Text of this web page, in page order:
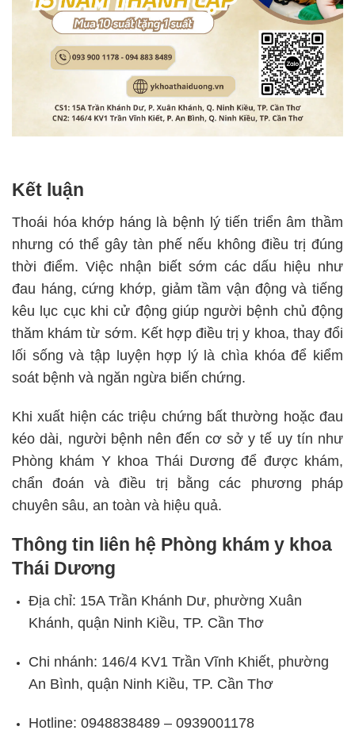
Kết luận
Thoái hóa khớp háng là bệnh lý tiến triển âm thầm
nhưng có thể gây tàn phế nếu không điều trị đúng
thời điểm. Việc nhận biết sớm các dấu hiệu như
đau háng, cứng khớp, giảm tầm vận động và tiếng
kêu lục cục khi cử động giúp người bệnh chủ động
thăm khám từ sớm. Kết hợp điều trị y khoa, thay đổi
lối sống và tập luyện hợp lý là chìa khóa để kiểm
soát bệnh và ngăn ngừa biến chứng.
Khi xuất hiện các triệu chứng bất thường hoặc đau
kéo dài, người bệnh nên đến cơ sở y tế uy tín như
Phòng khám Y khoa Thái Dương để được khám,
chẩn đoán và điều trị bằng các phương pháp
chuyên sâu, an toàn và hiệu quả.
Thông tin liên hệ Phòng khám y khoa
Thái Dương
Địa chỉ: 15A Trần Khánh Dư, phường Xuân
Khánh, quận Ninh Kiều, TP. Cần Thơ
Chi nhánh: 146/4 KV1 Trần Vĩnh Khiết, phường
An Bình, quận Ninh Kiều, TP. Cần Thơ
Hotline: 0948838489 – 0939001178